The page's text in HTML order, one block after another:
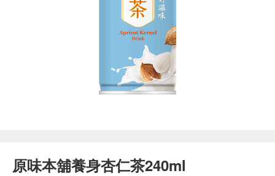
原味本舖養身杏仁茶240ml